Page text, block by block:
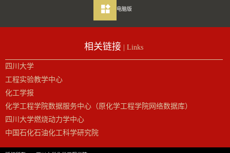
电脑版
相关链接 | Links
四川大学
工程实验教学中心
化工学报
化学工程学院数据服务中心（原化学工程学院网络数据库）
四川大学燃烧动力学中心
中国石化石油化工科学研究院